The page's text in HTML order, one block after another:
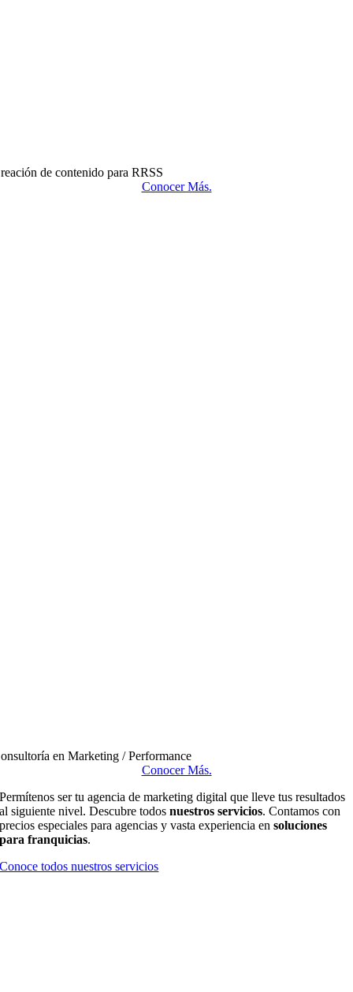
de contenido para RRSS
Conocer Más.
en Marketing / Performance
Conocer Más.
Permítenos ser tu agencia de marketing digital que lleve tus resultados
al siguiente nivel. Descubre todosnuestros servicios. Contamos con
precios especiales para agencias y vasta experiencia ensoluciones
para franquicias.
Conoce todos nuestros servicios